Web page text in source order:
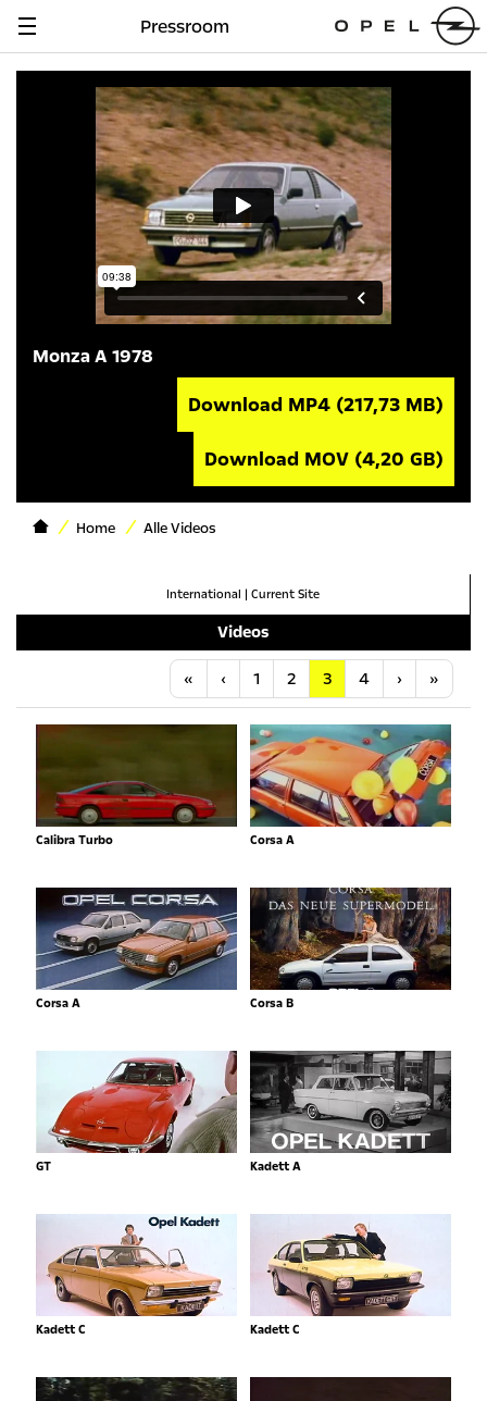
Navigation
Pressroom
Monza A 1978
Download MP4 (217,73 MB)
Download MOV (4,20 GB)
Home Alle Videos
International | Current Site
Videos
« Anfang
‹ Vorherige
1 2 3 4 ›Nächste
»
Calibra Turbo Corsa A
Corsa A Corsa B
GT Kadett A
Kadett C Kadett C